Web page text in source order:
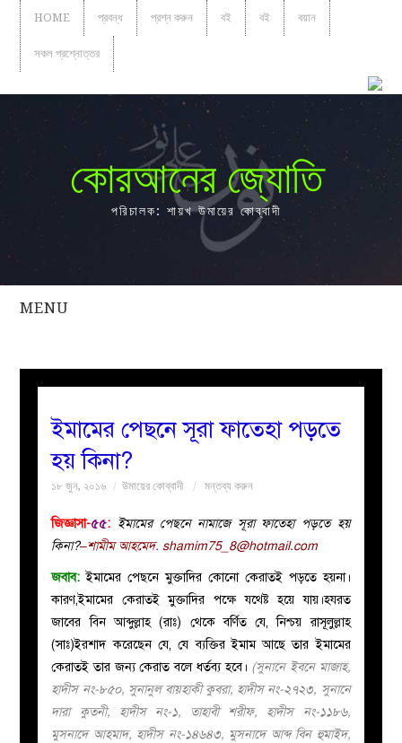
HOME প্রবন্ধ প্রশ্ন করুন বই বই বয়ান
সকল প্রশ্নোত্তর
কোরআনের জ্যোতি
পরিচালক: শায়খ উমায়ের কোব্বাদী
MENU
সকল
বয়ান
নারীদের
পাতা
ইসলাহী
মজলিস
প্রশ্ন
করুন
ইমামের পেছনে সূরা ফাতেহা পড়তে
হয় কিনা?
১৮ জুন, ২০১৬ উমায়ের কোব্বাদী মন্তব্য করুন
জিজ্ঞাসা-৫৫: ইমামের পেছনে নামাজে সূরা ফাতেহা পড়তে হয়
কিনা?–শামীম আহমেদ. shamim75_8@hotmail.com
জবাব:ইমামের পেছনে মুক্তাদির কোনো কেরাতই পড়তে হয়না।
কারণ,ইমামের কেরাতই মুক্তাদির পক্ষে যথেষ্ট হয়ে যায়।হযরত
জাবের বিন আব্দুল্লাহ (রাঃ) থেকে বর্ণিত যে, নিশ্চয় রাসূলুল্লাহ
(সাঃ)ইরশাদ করেছেন যে, যে ব্যক্তির ইমাম আছে তার ইমামের
কেরাতই তার জন্য কেরাত বলে ধর্তব্য হবে। (সুনানে ইবনে মাজাহ,
হাদীস নং-৮৫০, সুনানুল বায়হাকী কুবরা, হাদীস নং-২৭২৩, সুনানে
দারা কুতনী, হাদীস নং-১, তাহাবী শরীফ, হাদীস নং-১১৮৬,
মুসনাদে আহমাদ, হাদীস নং-১৪৬৪৩, মুসনাদে আব্দ বিন হুমাইদ,